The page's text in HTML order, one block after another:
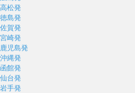
高松発
徳島発
佐賀発
宮崎発
鹿児島発
沖縄発
函館発
仙台発
岩手発